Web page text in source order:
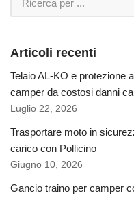
Articoli recenti
Telaio AL-KO e protezione
camper da costosi danni
Luglio 22, 2026
Trasportare moto in
carico con Pollicino
Giugno 10, 2026
Gancio traino per camper